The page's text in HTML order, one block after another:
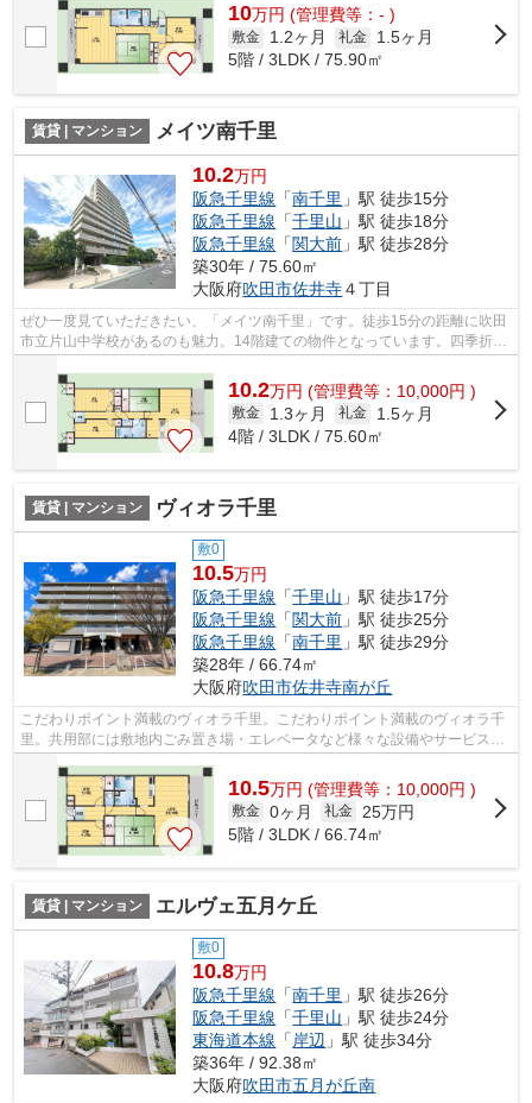
10万円 (管理費等：- )
敷金 1.2ヶ月 礼金
1.5ヶ月
5階 / 3LDK / 75.90㎡
賃貸 | マンション メイツ南千里
10.2万円
阪急千里線 「南千里 」駅 徒歩15分
阪急千里線 「千里山 」駅 徒歩18分
阪急千里線 「関大前 」駅 徒歩28分
築30年 / 75.60㎡
大阪府吹田市佐井寺４丁目
ぜひ一度見ていただきたい、「メイツ南千里」です。徒歩15分の距離に吹田
市立片山中学校があるのも魅力。14階建ての物件となっています。四季折々
10.2万円 (管理費等：10,000円 )
敷金 1.3ヶ月 礼金
1.5ヶ月
4階 / 3LDK / 75.60㎡
賃貸 | マンション ヴィオラ千里
敷0
10.5万円
阪急千里線 「千里山 」駅 徒歩17分
阪急千里線 「関大前 」駅 徒歩25分
阪急千里線 「南千里 」駅 徒歩29分
築28年 / 66.74㎡
大阪府吹田市佐井寺南が丘
こだわりポイント満載のヴィオラ千里。こだわりポイント満載のヴィオラ千
里。共用部には敷地内ごみ置き場・エレベータなど様々な設備やサービスが
10.5万円 (管理費等：10,000円 )
敷金 0ヶ月 礼金
25万円
5階 / 3LDK / 66.74㎡
賃貸 | マンション エルヴェ五月ケ丘
敷0
10.8万円
阪急千里線 「南千里 」駅 徒歩26分
阪急千里線 「千里山 」駅 徒歩24分
東海道本線 「 岸辺 」駅 徒歩34分
築36年 / 92.38㎡
大阪府吹田市五月が丘南